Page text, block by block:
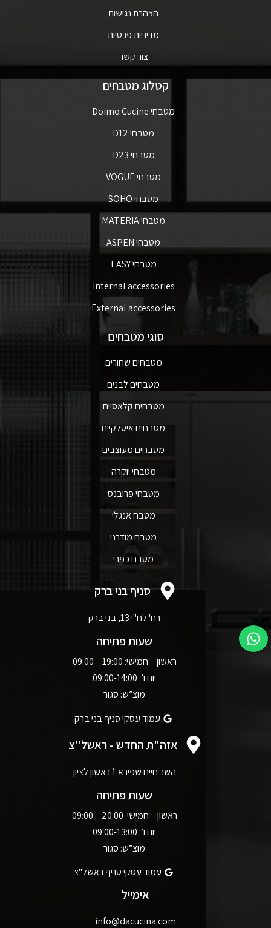
הצהרת נגישות
מדיניות פרטיות
צור קשר
קטלוג מטבחים
מטבחי Doimo Cucine
מטבחי D12
מטבחי D23
מטבחי VOGUE
מטבחי SOHO
מטבחי MATERIA
מטבחי ASPEN
מטבחי EASY
Internal accessories
External accessories
סוגי מטבחים
מטבחים שחורים
מטבחים לבנים
מטבחים קלאסיים
מטבחים איטלקיים
מטבחים מעוצבים
מטבחי יוקרה
מטבחי פרובנס
מטבח אנגלי
מטבח מודרני
מטבח כפרי
סניף בני ברק
רח' לח"י 13, בני ברק
שעות פתיחה
ראשון – חמישי: 19:00 – 09:00
יום ו’: 09:00-14:00
מוצ”ש: סגור
עמוד עסקי סניף בני ברק
אזה"ת החדש - ראשל"צ
השר חיים שפירא 1 ראשון לציון
שעות פתיחה
ראשון – חמישי: 20:00 – 09:00
יום ו’: 09:00-13:00
מוצ”ש: סגור
עמוד עסקי סניף ראשל"צ
אימייל
info@dacucina.com